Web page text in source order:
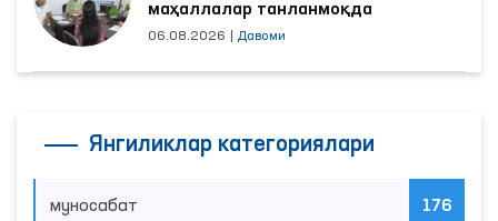
маҳаллалар танланмоқда
06.08.2026 Давоми
Янгиликлар категориялари
муносабат 176